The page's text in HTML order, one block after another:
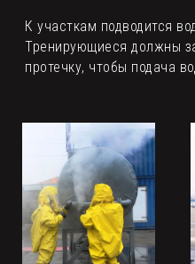
К участкам подводится
Тренирующиеся должны
протечку, чтобы подача
OOО «ПТО-ПТС»
+7 (495) 526 66 70